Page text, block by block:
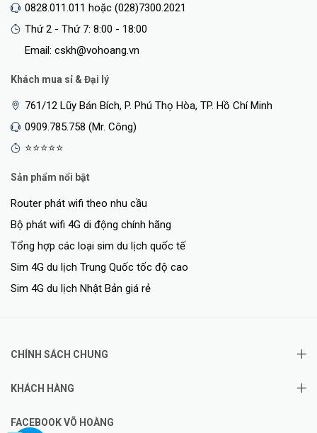
muốn xem các chương trình truyền hình trực tuyến trên TV LCD với
cổng LAN nhưng không có thiết bị WiFi?
A18 có thể giải quyết giúp bạn điều này. Bằng cách kết nối cáp
mạng WiFi hiện có thành mạng có dây. Để xem chương trình truyền
hình trực tuyến, bạn chỉ cần kết nối cổng LAN của A18 đã mở rộng
thành công đến cổng LAN của TV LCD của bạn.
Chức năng thêm
0828.011.011 hoặc (028)7300.2021
Thứ 2 - Thứ 7: 8:00 - 18:00
Email: cskh@vohoang.vn
Khách mua sỉ & Đại lý
761/12 Lũy Bán Bích, P. Phú Thọ Hòa, TP. Hồ Chí Minh
0909.785.758 (Mr. Công)
⭐⭐⭐⭐⭐
Sản phẩm nổi bật
Router phát wifi theo nhu cầu
Bộ phát wifi 4G di động chính hãng
Tổng hợp các loại sim du lịch quốc tế
Sim 4G du lịch Trung Quốc tốc độ cao
Sim 4G du lịch Nhật Bản giá rẻ
CHÍNH SÁCH CHUNG
KHÁCH HÀNG
FACEBOOK VÕ HOÀNG